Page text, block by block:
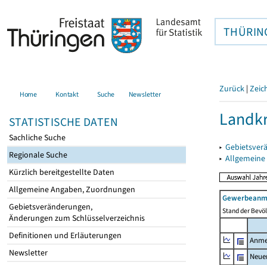
Home Kontakt Suche Newsletter
STATISTISCHE DATEN
Sachliche Suche
Regionale Suche
Kürzlich bereitgestellte Daten
Allgemeine Angaben, Zuordnungen
Gebietsveränderungen,
Änderungen zum Schlüsselverzeichnis
Definitionen und Erläuterungen
Newsletter
Zurück |
▸
▸
Stand der